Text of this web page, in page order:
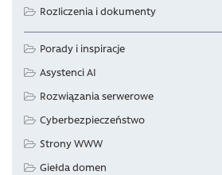
Rozliczenia i dokumenty
Porady i inspiracje
Asystenci AI
Rozwiązania serwerowe
Cyberbezpieczeństwo
Strony WWW
Giełda domen